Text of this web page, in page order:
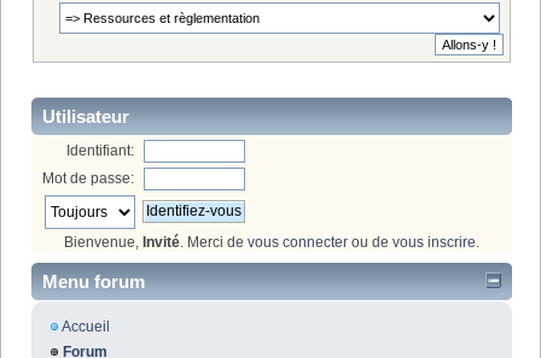
Utilisateur
Identifiant:
Mot de passe:
Bienvenue, Invité. Merci de vous connecter ou de vous inscrire.
Menu forum
Accueil
Forum